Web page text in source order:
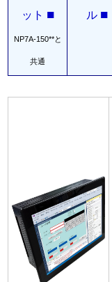
ット ■
NP7A-150**と
共通
ル ■